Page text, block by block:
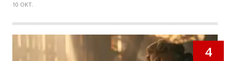
10 OKT.
4